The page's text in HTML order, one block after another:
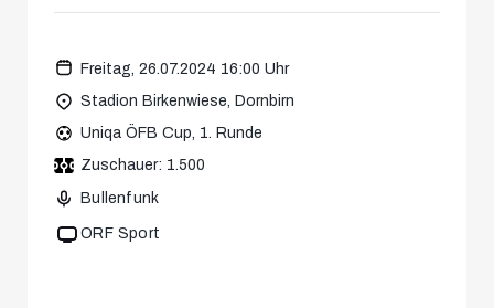
Freitag, 26.07.2024 16:00 Uhr
Stadion Birkenwiese, Dornbirn
Uniqa ÖFB Cup, 1. Runde
Zuschauer: 1.500
Bullenfunk
ORF Sport